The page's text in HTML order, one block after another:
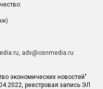
, adv@osnmedia.ru
экономических новостей"
реестровая запись ЭЛ